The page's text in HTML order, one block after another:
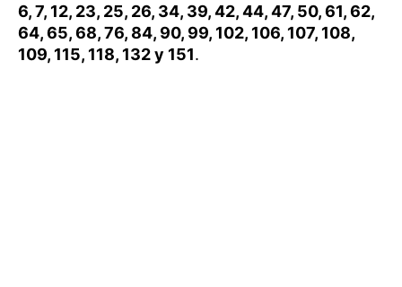
6, 7, 12, 23, 25, 26, 34, 39, 42, 44, 47, 50, 61, 62,
64, 65, 68, 76, 84, 90, 99, 102, 106, 107, 108,
109, 115, 118, 132 y 151.